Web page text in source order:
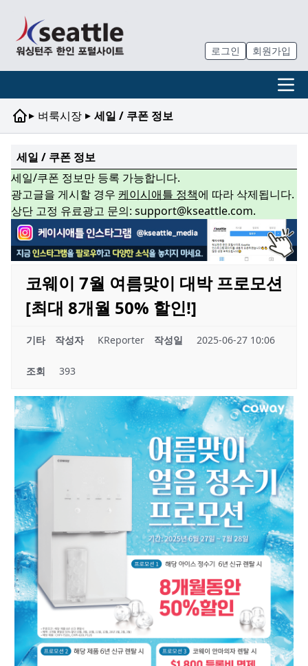
로그인 회원가입
▸ 벼룩시장 ▸ 세일 / 쿠폰 정보
세일 / 쿠폰 정보
세일/쿠폰 정보만 등록 가능합니다.
광고글을 게시할 경우 케이시애틀 정책에 따라 삭제됩니다.
상단 고정 유료광고 문의: support@kseattle.com.
코웨이 7월 여름맞이 대박 프로모션
[최대 8개월 50% 할인!]
기타 작성자 KReporter 작성일 2025-06-27 10:06
조회 393